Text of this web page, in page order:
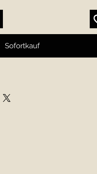
Sofortkauf